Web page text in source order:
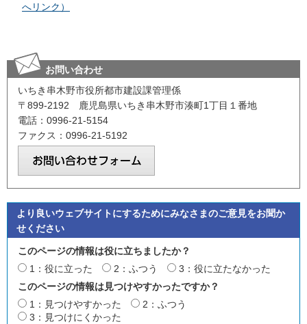
へリンク）
お問い合わせ
いちき串木野市役所都市建設課管理係
〒899-2192 鹿児島県いちき串木野市湊町1丁目１番地
電話：0996-21-5154
ファクス：0996-21-5192
より良いウェブサイトにするためにみなさまのご意見をお聞か
せください
このページの情報は役に立ちましたか？
1：役に立った
2：ふつう
3：役に立たなかった
このページの情報は見つけやすかったですか？
1：見つけやすかった
2：ふつう
3：見つけにくかった